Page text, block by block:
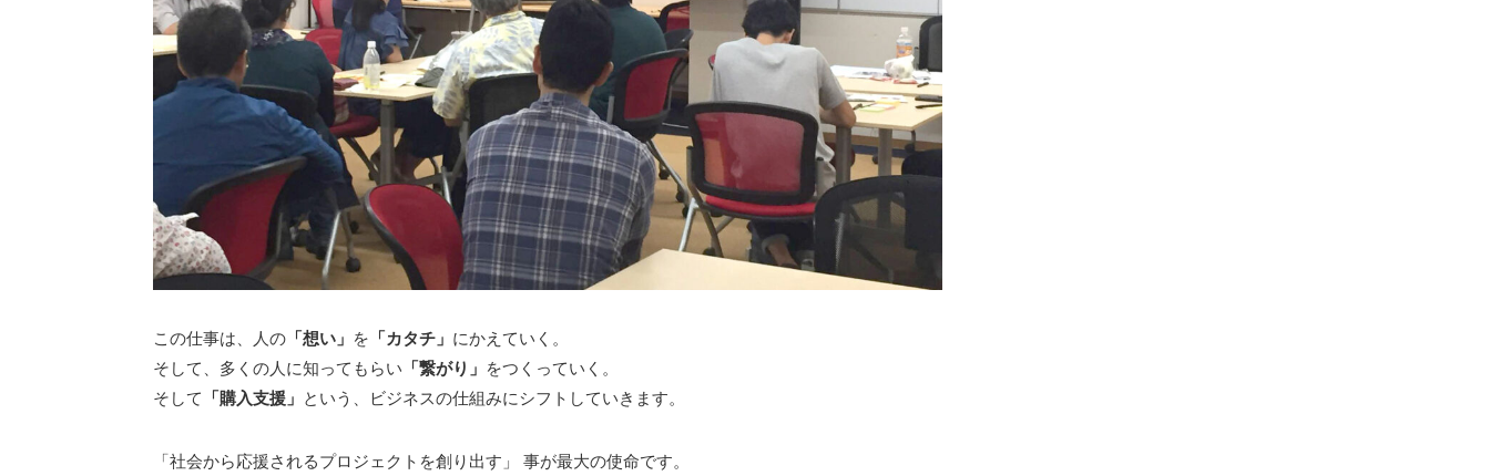
この仕事は、人の 「想い」 を 「カタチ」 にかえていく。
そして、多くの人に知ってもらい 「繋がり」 をつくっていく。
そして
「購入支援」 という、ビジネスの仕組みにシフトしていきます。
「社会から応援されるプロジェクトを創り出す」 事が最大の使命です。